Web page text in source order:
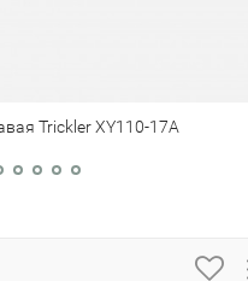
Trickler XY110-17A